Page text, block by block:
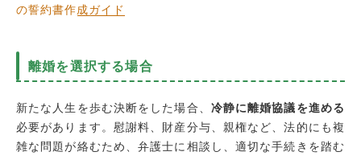
の誓約書作成ガイド
離婚を選択する場合
新たな人生を歩む決断をした場合、 冷静に離婚協議を進める
必要があります。慰謝料、財産分与、親権など、法的にも複
雑な問題が絡むため、弁護士に相談し、適切な手続きを踏む